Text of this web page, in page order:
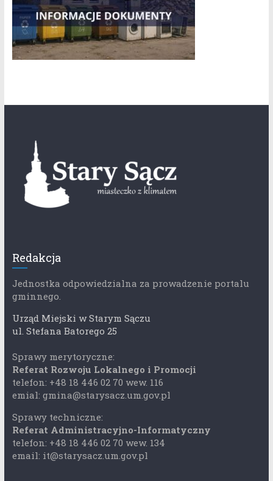
Redakcja
Jednostka odpowiedzialna za prowadzenie portalu
gminnego.
Urząd Miejski w Starym Sączu
ul. Stefana Batorego 25
Sprawy merytoryczne:
Referat Rozwoju Lokalnego i Promocji
telefon: +48 18 446 02 70 wew. 116
emial: gmina@starysacz.um.gov.pl
Sprawy techniczne:
Referat Administracyjno-Informatyczny
telefon: +48 18 446 02 70 wew. 134
email: it@starysacz.um.gov.pl